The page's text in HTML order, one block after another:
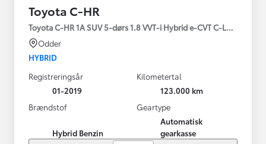
Toyota C-HR
Toyota C-HR 1A SUV 5-dørs 1.8 VVT-i Hybrid e-CVT C-LUB -
Odder
HYBRID
Registreringsår
01-2019
Kilometertal
123.000 km
Brændstof
Hybrid Benzin
Geartype
Automatisk
gearkasse